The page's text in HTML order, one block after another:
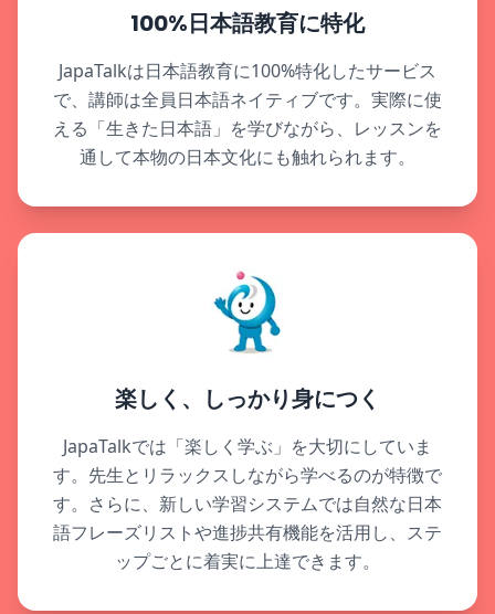
100%日本語教育に特化
JapaTalkは日本語教育に100%特化したサービス
で、講師は全員日本語ネイティブです。実際に使
える「生きた日本語」を学びながら、レッスンを
通して本物の日本文化にも触れられます。
楽しく、しっかり身につく
JapaTalkでは「楽しく学ぶ」を大切にしていま
す。先生とリラックスしながら学べるのが特徴で
す。さらに、新しい学習システムでは自然な日本
語フレーズリストや進捗共有機能を活用し、ステ
ップごとに着実に上達できます。